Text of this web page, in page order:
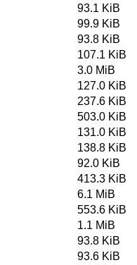
93.1 KiB
99.9 KiB
93.8 KiB
107.1 KiB
3.0 MiB
127.0 KiB
237.6 KiB
503.0 KiB
131.0 KiB
138.8 KiB
92.0 KiB
413.3 KiB
6.1 MiB
553.6 KiB
1.1 MiB
93.8 KiB
93.6 KiB